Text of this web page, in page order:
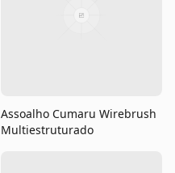
Assoalho Cumaru Wirebrush
Multiestruturado